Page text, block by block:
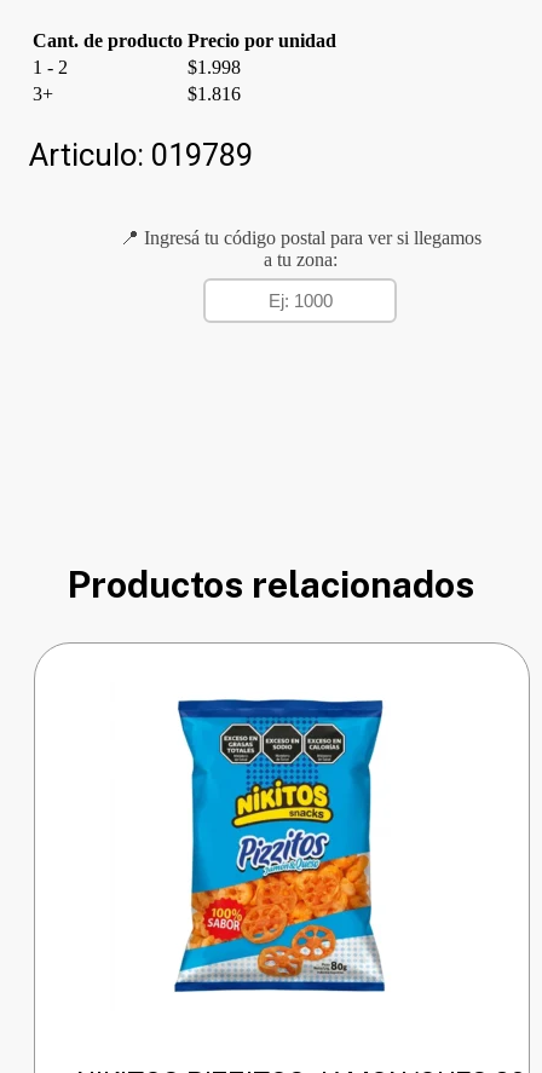
Cant. de producto Precio por unidad
1 - 2
$1.998
3+
$1.816
Articulo: 019789
📍 Ingresá tu código postal para ver si llegamos
a tu zona:
Productos relacionados